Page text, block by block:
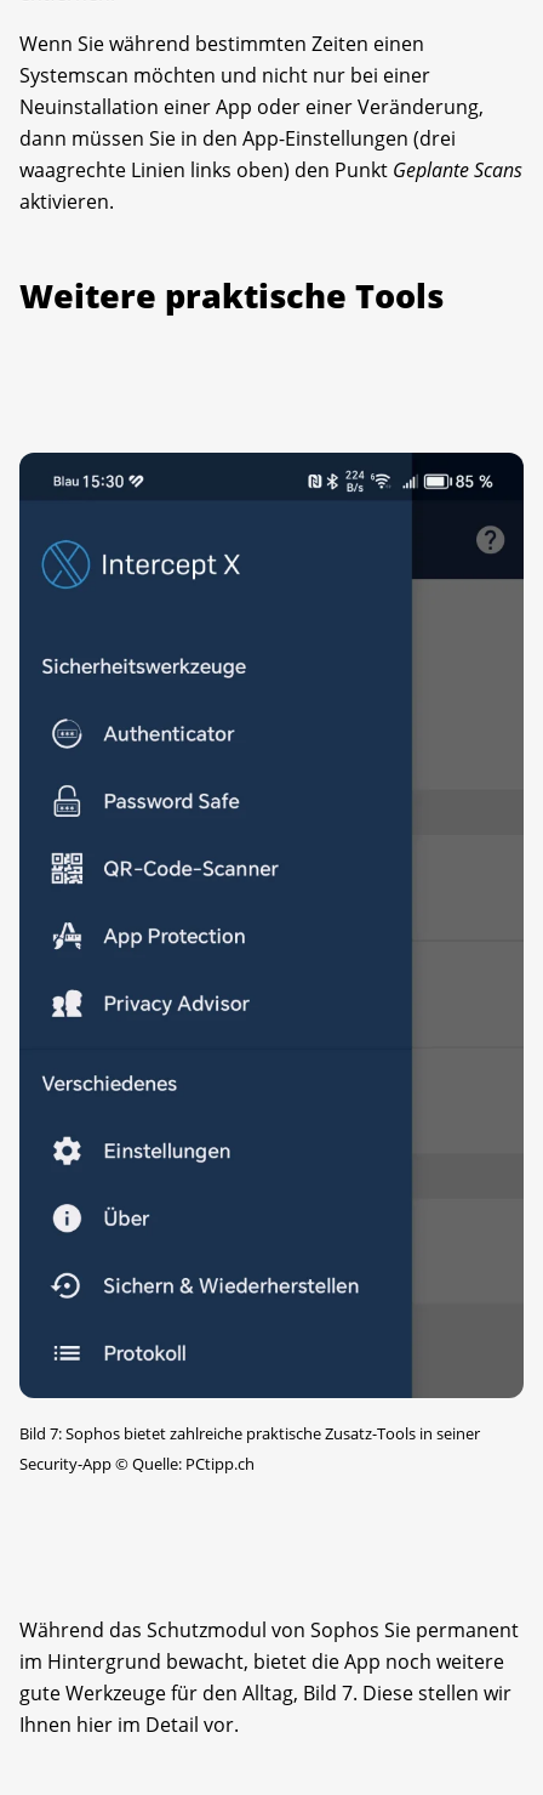
Wenn Sie während bestimmten Zeiten einen
Systemscan möchten und nicht nur bei einer
Neuinstallation einer App oder einer Veränderung,
dann müssen Sie in den App-Einstellungen (drei
waagrechte Linien links oben) den Punkt Geplante Scans
aktivieren.
Weitere praktische Tools
Bild 7: Sophos bietet zahlreiche praktische Zusatz-Tools in seiner
Security-App©Quelle: PCtipp.ch
Während das Schutzmodul von Sophos Sie permanent
im Hintergrund bewacht, bietet die App noch weitere
gute Werkzeuge für den Alltag, Bild 7. Diese stellen wir
Ihnen hier im Detail vor.